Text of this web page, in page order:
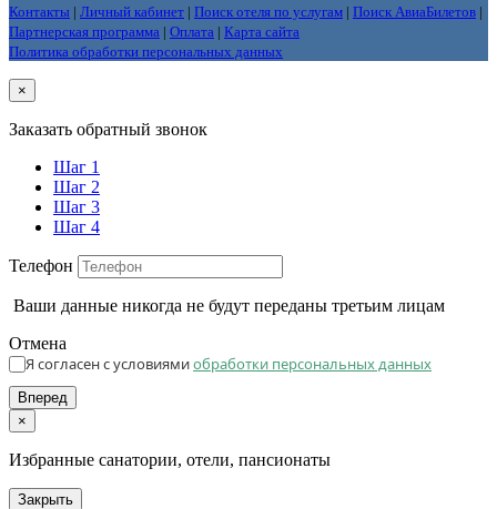
Контакты | Личный кабинет | Поиск отеля по услугам | Поиск АвиаБилетов |
Партнерская программа | Оплата | Карта сайта
Политика обработки персональных данных
×
Заказать обратный звонок
Шаг 1
Шаг 2
Шаг 3
Шаг 4
Телефон
Ваши данные никогда не будут переданы третьим лицам
Отмена
Я согласен с условиямиобработки персональных данных
Вперед
×
Избранные санатории, отели, пансионаты
Закрыть